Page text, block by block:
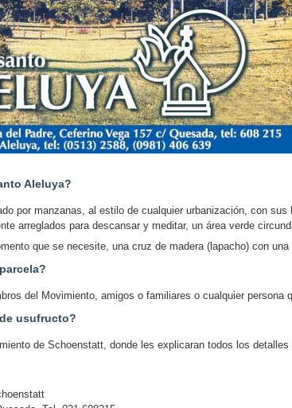
Aleluya?
por manzanas, al estilo de cualquier urbanización, con
arreglados para descansar y meditar, un área verde
que se necesite, una cruz de madera (lapacho) con
del Movimiento, amigos o familiares o cualquier
usufructo?
de Schoenstatt, donde les explicaran todos los